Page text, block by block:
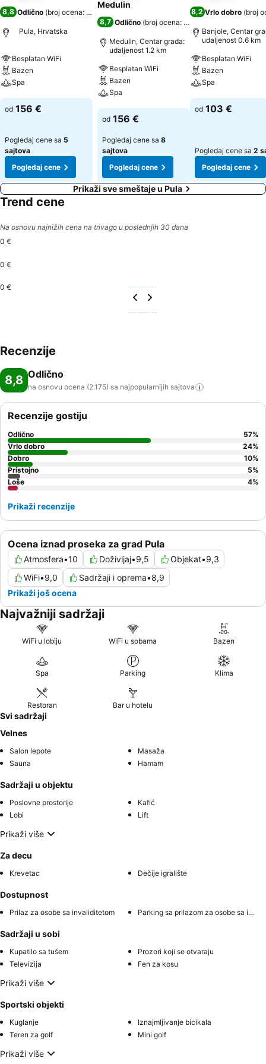
8,8 Odlično (broj ocena: 2.175
Pula, Hrvatska
Besplatan WiFi
Bazen
Spa
Pogledaj cene
od 156 €
Pogledaj cene sa 5
sajtova
Pogledaj cene
Medulin
8,7 Odlično (broj ocena: 8.964
Medulin, Centar grada:
udaljenost 1.2 km
Besplatan WiFi
Bazen
Spa
Pogledaj cene
od 156 €
Pogledaj cene sa 8
sajtova
Pogledaj cene
8,2 Vrlo dobro (broj
Banjole, Centar
udaljenost 0.6 km
Besplatan WiFi
Bazen
Spa
Pogledaj cene
od 103 €
Pogledaj cene sa 2
Pogledaj cene
Prikaži sve smeštaje u Pula
Trend cene
Na osnovu najnižih cena na trivago u poslednjih 30 dana
0 €
0 €
0 €
Recenzije
8,8 Odlično
na osnovu ocena (2.175) sa najpopularnijih sajtova
Ocena iznad proseka za grad Pula
Atmosfera•10 Doživljaj•9,5 Objekat•9,3
WiFi•9,0 Sadržaji i oprema•8,9
Prikaži još ocena
Recenzije gostiju
Odlično 57%
Vrlo dobro
24%
Dobro
10%
Pristojno
5%
Loše
4%
Prikaži recenzije
Najvažniji sadržaji
WiFi u lobiju WiFi u sobama Bazen
Spa Parking Klima
Restoran Bar u hotelu
Svi sadržaji
Velnes
Salon lepote
Masaža
Sauna
Hamam
Sadržaji u objektu
Poslovne prostorije
Kafić
Lobi
Lift
Prikaži više
Za decu
Krevetac Dečije igralište
Dostupnost
Prilaz za osobe sa invaliditetom Parking sa prilazom za osobe sa invaliditetom
Sadržaji u sobi
Kupatilo sa tušem
Prozori koji se otvaraju
Televizija
Fen za kosu
Prikaži više
Sportski objekti
Kuglanje
Iznajmljivanje bicikala
Teren za golf
Mini golf
Prikaži više